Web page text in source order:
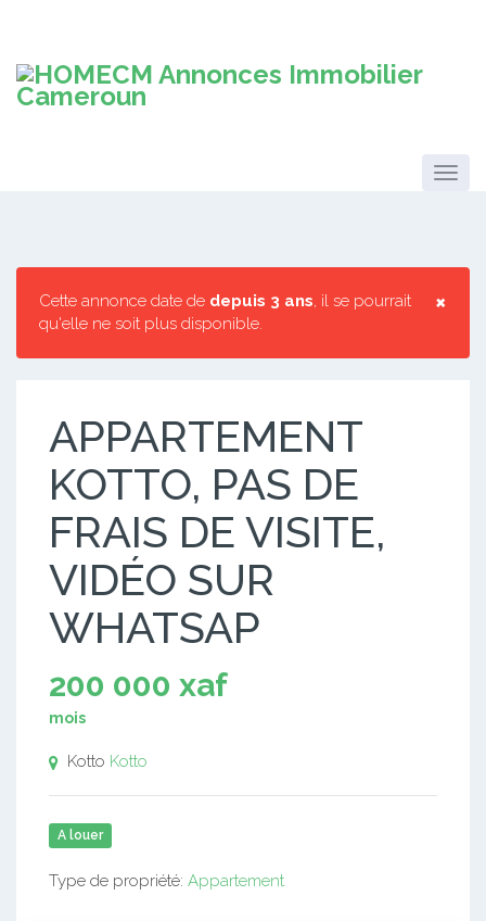
×
Cette annonce date de depuis 3 ans, il se pourrait
qu'elle ne soit plus disponible.
APPARTEMENT
KOTTO, PAS DE
FRAIS DE VISITE,
VIDÉO SUR
WHATSAP
200 000 xaf
mois
Kotto Kotto
A louer
Type de propriété: Appartement